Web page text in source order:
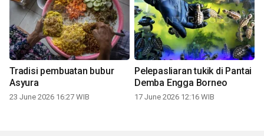
Tradisi pembuatan bubur
Asyura
23 June 2026 16:27 WIB
Pelepasliaran tukik di Pantai
Demba Engga Borneo
17 June 2026 12:16 WIB